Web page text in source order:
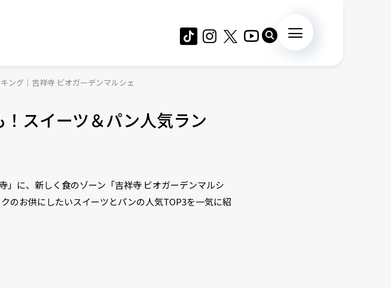
ング｜吉祥寺 ビオガーデンマルシェ
スイーツ＆パン人気ラン
」に、新しく食のゾーン「吉祥寺 ビオガーデンマルシ
のお供にしたいスイーツとパンの人気TOP3を一気に紹